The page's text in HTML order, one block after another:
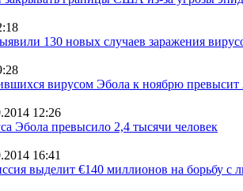
130 новых случаев заражения
вирусом Эбола к ноябрю превысит
12:26
Эбола превысило 2,4 тысячи человек
16:41
выделит €140 миллионов на борьбу с